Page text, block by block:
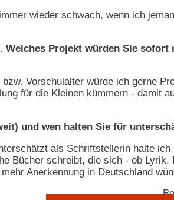
wieder schwach, wenn ich
Projekt würden Sie sofort
Vorschulalter würde ich gerne
für die Kleinen kümmern - damit
und wen halten Sie für
als Schriftstellerin halte
Bücher schreibt, die sich - ob Lyrik,
Anerkennung in Deutschland